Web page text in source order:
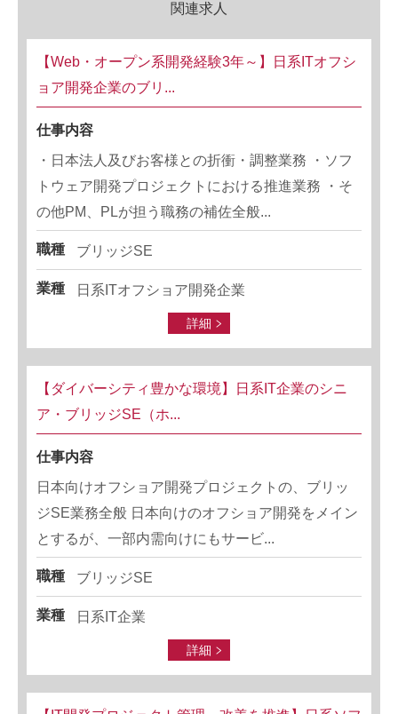
関連求人
【Web・オープン系開発経験3年～】日系ITオフシ
ョア開発企業のブリ...
仕事内容
・日本法人及びお客様との折衝・調整業務 ・ソフ
トウェア開発プロジェクトにおける推進業務 ・そ
の他PM、PLが担う職務の補佐全般...
職種 ブリッジSE
業種 日系ITオフショア開発企業
詳細
【ダイバーシティ豊かな環境】日系IT企業のシニ
ア・ブリッジSE（ホ...
仕事内容
日本向けオフショア開発プロジェクトの、ブリッ
ジSE業務全般 日本向けのオフショア開発をメイン
とするが、一部内需向けにもサービ...
職種 ブリッジSE
業種 日系IT企業
詳細